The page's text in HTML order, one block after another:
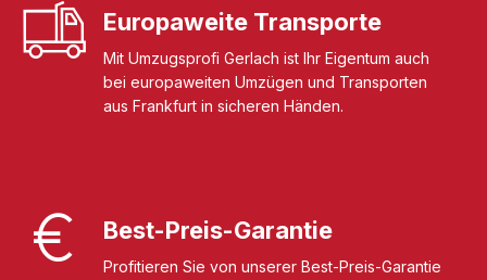
Europaweite Transporte
Mit Umzugsprofi Gerlach ist Ihr Eigentum auch
bei europaweiten Umzügen und Transporten
aus Frankfurt in sicheren Händen.
Best-Preis-Garantie
Profitieren Sie von unserer Best-Preis-Garantie